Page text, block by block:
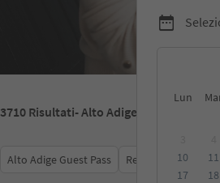
Lun
10
11
17
18
3710 Risultati- Alto Adige
Alto Adige Guest Pass Recensioni